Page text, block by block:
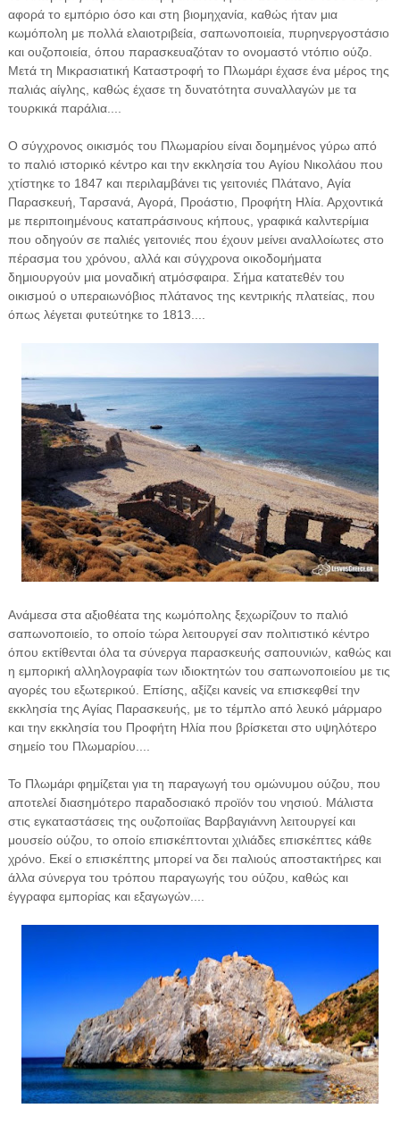
αφορά το εμπόριο όσο και στη βιομηχανία, καθώς ήταν μια
κωμόπολη με πολλά ελαιοτριβεία, σαπωνοποιεία, πυρηνεργοστάσιο
και ουζοποιεία, όπου παρασκευαζόταν το ονομαστό ντόπιο ούζο.
Μετά τη Μικρασιατική Καταστροφή το Πλωμάρι έχασε ένα μέρος της
παλιάς αίγλης, καθώς έχασε τη δυνατότητα συναλλαγών με τα
τουρκικά παράλια....
O σύγχρονος οικισμός του Πλωμαρίου είναι δομημένος γύρω από
το παλιό ιστορικό κέντρο και την εκκλησία του Aγίου Nικολάου που
χτίστηκε το 1847 και περιλαμβάνει τις γειτονιές Πλάτανο, Aγία
Παρασκευή, Tαρσανά, Aγορά, Προάστιο, Προφήτη Hλία. Αρχοντικά
με περιποιημένους καταπράσινους κήπους, γραφικά καλντερίμια
που οδηγούν σε παλιές γειτονιές που έχουν μείνει αναλλοίωτες στο
πέρασμα του χρόνου, αλλά και σύγχρονα οικοδομήματα
δημιουργούν μια μοναδική ατμόσφαιρα. Σήμα κατατεθέν του
οικισμού ο υπεραιωνόβιος πλάτανος της κεντρικής πλατείας, που
όπως λέγεται φυτεύτηκε το 1813....
Ανάμεσα στα αξιοθέατα της κωμόπολης ξεχωρίζουν το παλιό
σαπωνοποιείο, το οποίο τώρα λειτουργεί σαν πολιτιστικό κέντρο
όπου εκτίθενται όλα τα σύνεργα παρασκευής σαπουνιών, καθώς και
η εμπορική αλληλογραφία των ιδιοκτητών του σαπωνοποιείου με τις
αγορές του εξωτερικού. Επίσης, αξίζει κανείς να επισκεφθεί την
εκκλησία της Αγίας Παρασκευής, με το τέμπλο από λευκό μάρμαρο
και την εκκλησία του Προφήτη Ηλία που βρίσκεται στο υψηλότερο
σημείο του Πλωμαρίου....
Το Πλωμάρι φημίζεται για τη παραγωγή του ομώνυμου ούζου, που
αποτελεί διασημότερο παραδοσιακό προϊόν του νησιού. Μάλιστα
στις εγκαταστάσεις της ουζοποιϊας Βαρβαγιάννη λειτουργεί και
μουσείο ούζου, το οποίο επισκέπτονται χιλιάδες επισκέπτες κάθε
χρόνο. Εκεί ο επισκέπτης μπορεί να δει παλιούς αποστακτήρες και
άλλα σύνεργα του τρόπου παραγωγής του ούζου, καθώς και
έγγραφα εμπορίας και εξαγωγών....